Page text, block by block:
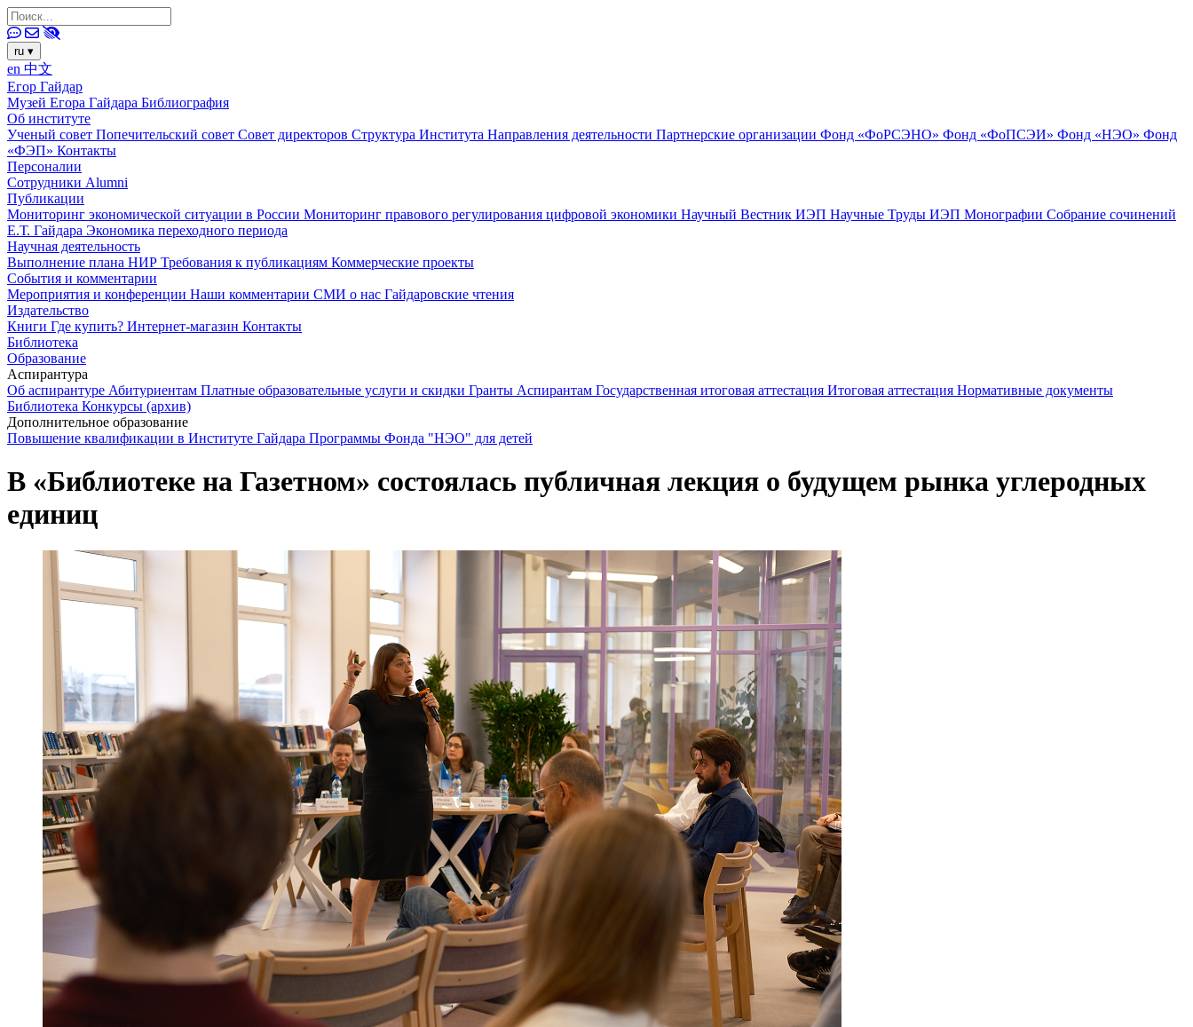
ru ▾
en 中文
Егор Гайдар
Музей Егора Гайдара Библиография
Об институте
Ученый совет Попечительский совет Совет директоров Структура Института Направления деятельности Партнерские организации Фонд «ФоРСЭНО» Фонд «ФоПСЭИ» Фонд «НЭО» Фонд
«ФЭП» Контакты
Персоналии
Сотрудники Alumni
Публикации
Мониторинг экономической ситуации в России Мониторинг правового регулирования цифровой экономики Научный Вестник ИЭП Научные Труды ИЭП Монографии Собрание сочинений
Е.Т. Гайдара Экономика переходного периода
Научная деятельность
Выполнение плана НИР Требования к публикациям Коммерческие проекты
События и комментарии
Мероприятия и конференции Наши комментарии СМИ о нас Гайдаровские чтения
Издательство
Книги Где купить? Интернет-магазин Контакты
Библиотека
Образование
Аспирантура
Об аспирантуре Абитуриентам Платные образовательные услуги и скидки Гранты Аспирантам Государственная итоговая аттестация Итоговая аттестация Нормативные документы
Библиотека Конкурсы (архив)
Дополнительное образование
Повышение квалификации в Институте Гайдара Программы Фонда "НЭО" для детей
В «Библиотеке на Газетном» состоялась публичная лекция о будущем рынка углеродных
единиц